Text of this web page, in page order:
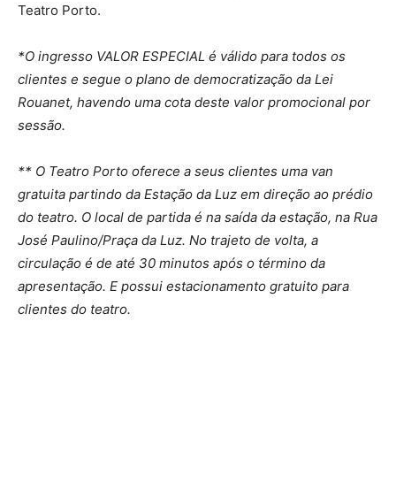
Teatro Porto.
*O ingresso VALOR ESPECIAL é válido para todos os
clientes e segue o plano de democratização da Lei
Rouanet, havendo uma cota deste valor promocional por
sessão.
** O Teatro Porto oferece a seus clientes uma van
gratuita partindo da Estação da Luz em direção ao prédio
do teatro. O local de partida é na saída da estação, na Rua
José Paulino/Praça da Luz. No trajeto de volta, a
circulação é de até 30 minutos após o término da
apresentação. E possui estacionamento gratuito para
clientes do teatro.